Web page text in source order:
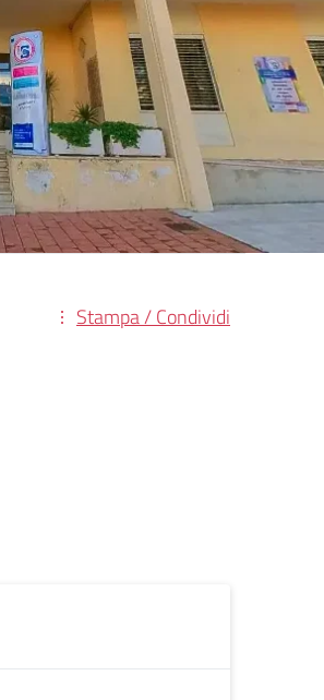
Stampa / Condividi